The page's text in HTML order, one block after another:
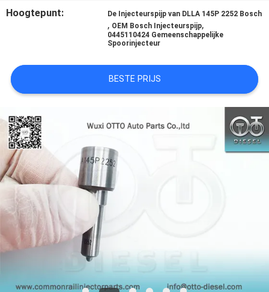
GEVALLEN
PRIVACY
POLICY
Hoogtepunt: De Injecteurspijp van DLLA 145P 2252 Bosch
, OEM Bosch Injecteurspijp,
0445110424 Gemeenschappelijke
Spoorinjecteur
BESTE PRIJS